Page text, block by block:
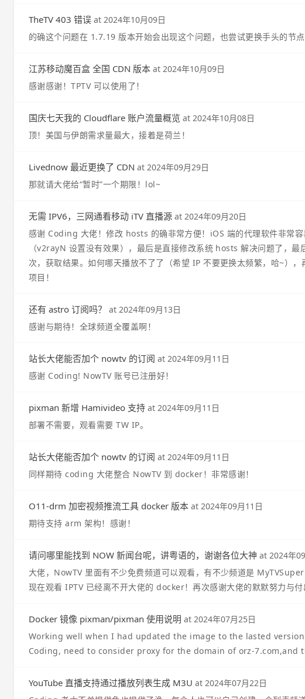
TheTV 403 错误 at 2024年10月09日
的确这个问题在 1.7.19 版本开始会出现这个问题，也尝试更换手头的节
江苏移动魔百盒 全国 CDN 版本 at 2024年10月09日
感谢感谢！TPTV 可以使用了！
国庆七天我的 Cloudflare 账户流量概览 at 2024年10月08日
顶！美国与伊朗需求量最大，接着是荷兰！
Livednow 最近更换了 CDN at 2024年09月29日
那就请大佬给“暂时”一个期限！lol~
无需 IPV6，三网通看移动 iTV 直播源 at 2024年09月20日
感谢 Coding 大佬！修改 hosts 的确非常方便！iOS 端的代理软件非常
（v2rayN 设置没有效果），最后是直接修改系统 hosts 解决问题了，
次，获取结果。如何哪天播放不了了（希望 IP 不要更换太频繁，哈~）
项目！
还有 astro 订阅吗？ at 2024年09月13日
感谢与期待！全球频道全覆盖啊！
站长大佬能否加个 nowtv 的订阅 at 2024年09月11日
感谢 Coding! NowTV 账号已注册好！
pixman 新增 Hamivideo 支持 at 2024年09月11日
部署不需要，观看需要 TW IP。
站长大佬能否加个 nowtv 的订阅 at 2024年09月11日
同样期待 coding 大佬整合 NowTV 到 docker！非常感谢！
O11-drm 加密视频推流工具 docker 版本 at 2024年09月11日
期待支持 arm 架构！感谢！
请问哪里能找到 NOW 新闻台呢，讲粤语的，谢谢各位大神 at 2024年
大佬，NowTV 里面有不少免费频道可以观看，有不少频道是
现在观看 IPTV 已经离不开大佬的 docker！再次感谢大佬的默默努力与付
Docker 镜像 pixman/pixman 使用说明 at 2024年07月25日
Working well when I had updated the image to the lasted
Coding, need to consider proxy for the domain of orz-7.com,and
YouTube 直播支持通过播放列表生成 M3U at 2024年07月22日